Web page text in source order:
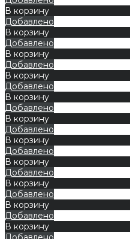
В корзину
Добавлено
В корзину
Добавлено
В корзину
Добавлено
В корзину
Добавлено
В корзину
Добавлено
В корзину
Добавлено
В корзину
Добавлено
В корзину
Добавлено
В корзину
Добавлено
В корзину
Добавлено
В корзину